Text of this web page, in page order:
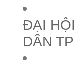
ĐẠI
DÂN